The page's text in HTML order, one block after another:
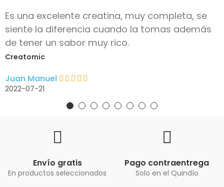
Es una excelente creatina, muy completa, se
siente la diferencia cuando la tomas además
de tener un sabor muy rico.
Creatomic
Juan Manuel
2022-07-21
Envío gratis
En productos seleccionados
Pago contraentrega
Solo en el Quindío